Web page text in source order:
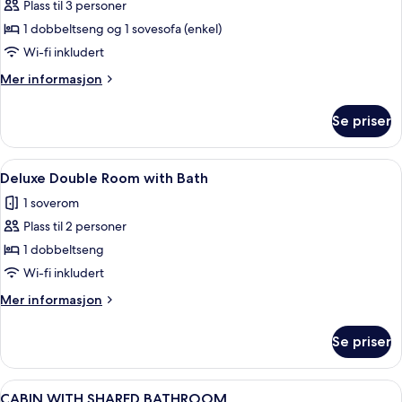
Studio,
Balcony
(Non-
Friendly)
Plass til 3 personer
1 dobbeltseng og 1 sovesofa (enkel)
Wi-fi inkludert
Mer informasjon
Mer
Balcony
(Non-
Pet
Se priser
Åpne
alle
bildene
av
Deluxe
Double
Room
with
Deluxe Double Room with Bath |
6
Deluxe Double Room with Bath
1 soverom
Plass til 2 personer
1 dobbeltseng
Wi-fi inkludert
Mer informasjon
Mer
Double
Room
with
Se priser
Åpne
Safe på rommet, wi-fi (inkludert) og
2